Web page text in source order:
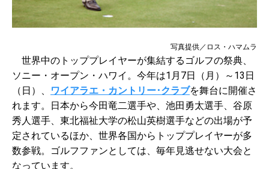
写真提供／ロス・ハマムラ
世界中のトッププレイヤーが集結するゴルフの祭典、
ソニー・オープン・ハワイ。今年は1月7日（月）～13日
（日）、
ワイアラエ・カントリー･クラブを舞台に開催さ
れます。日本から今田竜二選手や、池田勇太選手、谷原
秀人選手、東北福祉大学の松山英樹選手などの出場が予
定されているほか、世界各国からトッププレイヤーが多
数参戦。ゴルフファンとしては、毎年見逃せない大会と
なっています。